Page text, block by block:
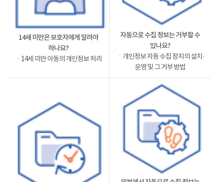
14세 미만은 보호자에게 알려야
하나요?
ㆍ14세 미만 아동의 개인정보 처리
자동으로 수집 정보는 거부할 수
있나요?
ㆍ개인정보 자동 수집 장치의 설치·
운영 및 그 거부 방법